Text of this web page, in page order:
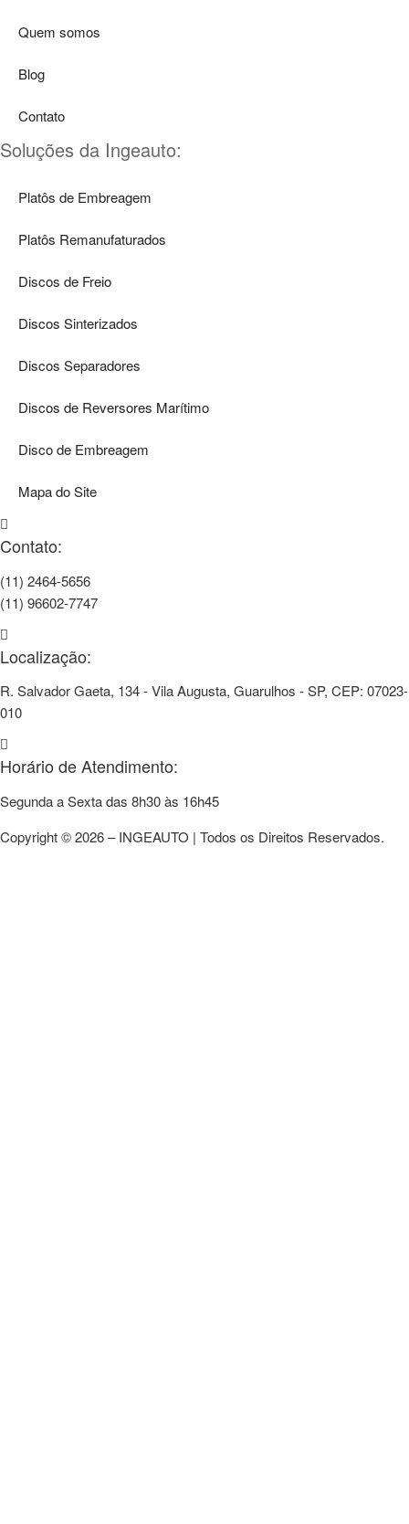
Quem somos
Blog
Contato
Soluções da Ingeauto:
Platôs de Embreagem
Platôs Remanufaturados
Discos de Freio
Discos Sinterizados
Discos Separadores
Discos de Reversores Marítimo
Disco de Embreagem
Mapa do Site
Contato:
(11) 2464-5656
(11) 96602-7747
Localização:
R. Salvador Gaeta, 134 - Vila Augusta, Guarulhos - SP, CEP: 07023-
010
Horário de Atendimento:
Segunda a Sexta das 8h30 às 16h45
Copyright © 2026 – INGEAUTO | Todos os Direitos Reservados.